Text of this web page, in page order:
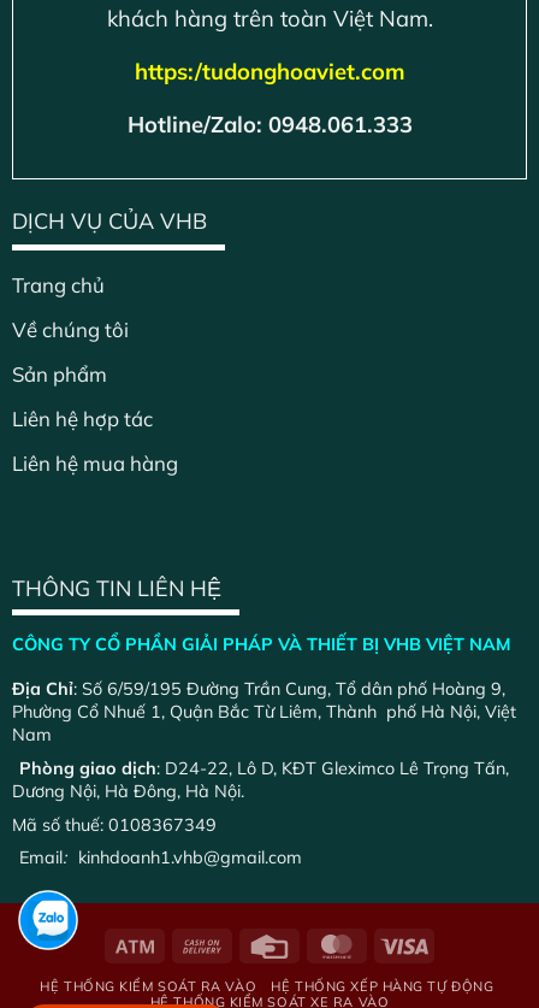
khách hàng trên toàn Việt Nam.
https:/tudonghoaviet.com
Hotline/Zalo: 0948.061.333
DỊCH VỤ CỦA VHB
Trang chủ
Về chúng tôi
Sản phẩm
Liên hệ hợp tác
Liên hệ mua hàng
THÔNG TIN LIÊN HỆ
CÔNG TY CỔ PHẦN GIẢI PHÁP VÀ THIẾT BỊ VHB VIỆT NAM
Địa Chỉ: Số 6/59/195 Đường Trần Cung, Tổ dân phố Hoàng 9,
Phường Cổ Nhuế 1, Quận Bắc Từ Liêm, Thành phố Hà Nội, Việt
Nam
Phòng giao dịch: D24-22, Lô D, KĐT Gleximco Lê Trọng Tấn,
Dương Nội, Hà Đông, Hà Nội.
Mã số thuế: 0108367349
Email: kinhdoanh1.vhb@gmail.com
HỆ THỐNG KIỂM SOÁT RA VÀO
HỆ THỐNG XẾP HÀNG TỰ ĐỘNG
HỆ THỐNG KIỂM SOÁT XE RA VÀO